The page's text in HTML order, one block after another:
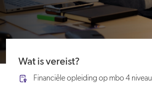
Wat is vereist?
Financiële opleiding op mbo 4 niveau